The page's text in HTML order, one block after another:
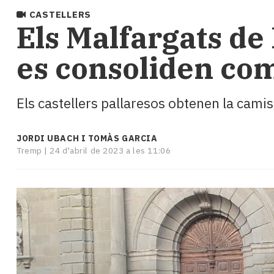
i
turisme
Cultura
Esports
Mai
tant!
i
El
temps
Enquestes
A
escena!
Dis
la
teva!
CASTELLERS
Els Malfargats
es consoliden
Els castellers pallaresos obtenen la
JORDI UBACH I TOMÀS GARCIA
Tremp | 24 d'abril de 2023 a les 11:06